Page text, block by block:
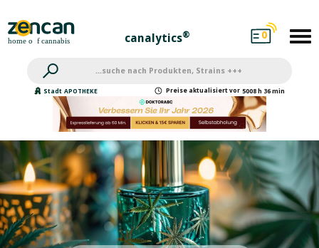
canalytics® 0
Stadt APOTHEKE Preise aktualisiert vor 5008 h 36 min